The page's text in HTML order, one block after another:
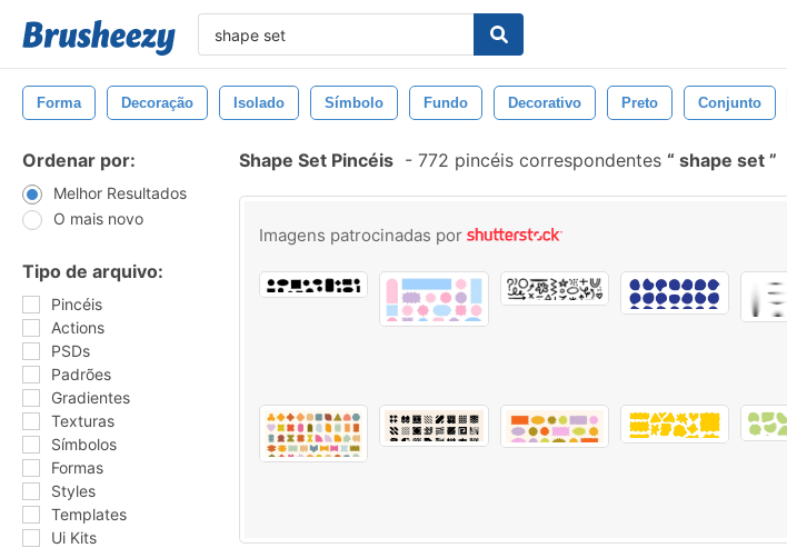
Forma Decoração Isolado Símbolo Fundo Decorativo Preto Conjunto
Ordenar por:
Melhor Resultados
O mais novo
Tipo de arquivo:
Pincéis
Actions
PSDs
Padrões
Gradientes
Texturas
Símbolos
Formas
Styles
Templates
Ui Kits
Shape Set Pincéis - 772 pincéis correspondentes shape set
Imagens patrocinadas por